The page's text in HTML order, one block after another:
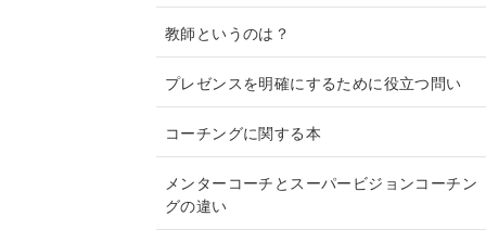
教師というのは？
プレゼンスを明確にするために役立つ問い
コーチングに関する本
メンターコーチとスーパービジョンコーチン
グの違い